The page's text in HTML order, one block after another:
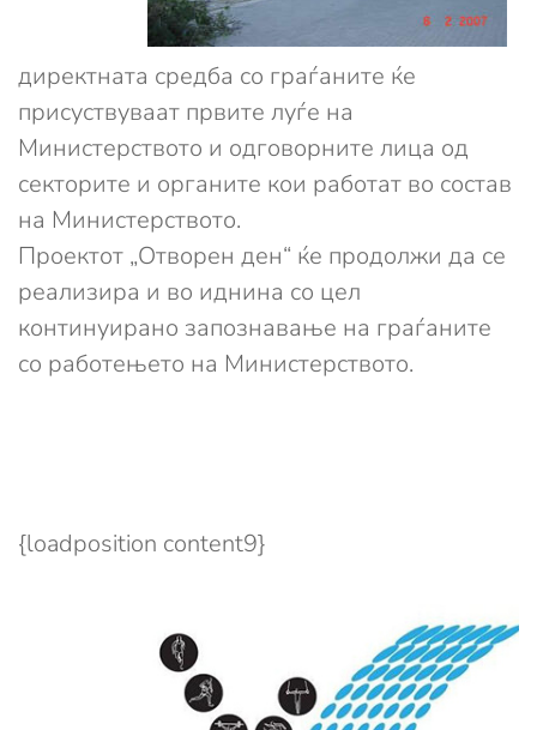
директната средба со граѓаните ќе
присуствуваат првите луѓе на
Министерството и одговорните лица од
секторите и органите кои работат во состав
на Министерството.
Проектот „Отворен ден“ ќе продолжи да се
реализира и во иднина со цел
континуирано запознавање на граѓаните
со работењето на Министерството.
{loadposition content9}